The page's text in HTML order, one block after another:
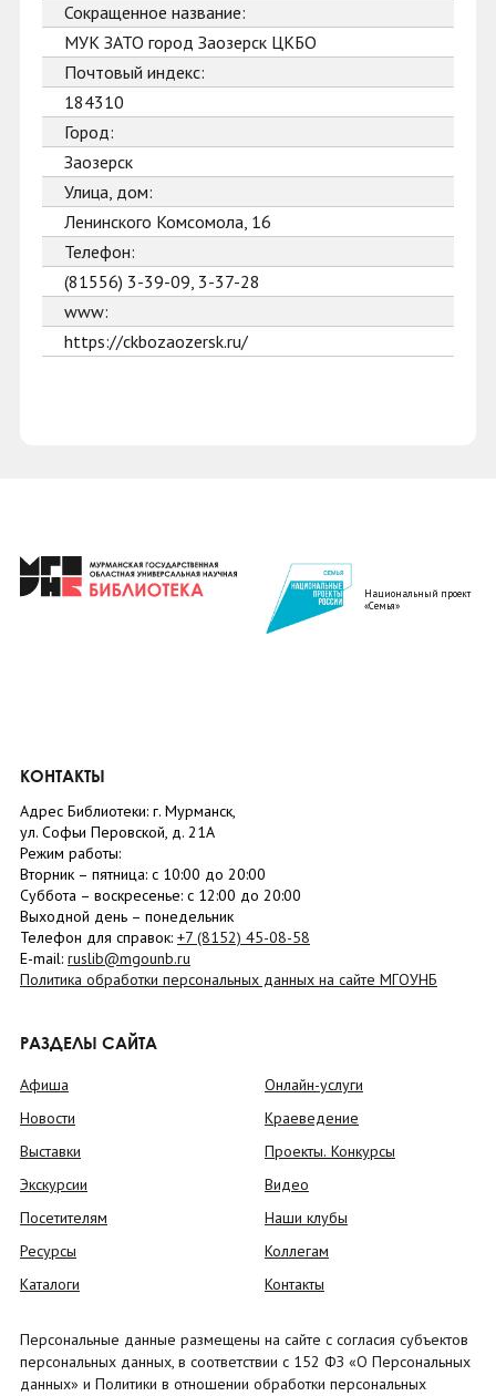
Сокращенное название:
МУК ЗАТО город Заозерск ЦКБО
Почтовый индекс:
184310
Город:
Заозерск
Улица, дом:
Ленинского Комсомола, 16
Телефон:
(81556) 3-39-09, 3-37-28
www:
https://ckbozaozersk.ru/
Национальный проект
«Семья»
КОНТАКТЫ
Адрес Библиотеки: г. Мурманск,
ул. Софьи Перовской, д. 21А
Режим работы:
Вторник – пятница: с 10:00 до 20:00
Суббота – воскресенье: c 12:00 до 20:00
Выходной день – понедельник
Телефон для справок: +7 (8152) 45-08-58
E-mail: ruslib@mgounb.ru
Политика обработки персональных данных на сайте МГОУНБ
РАЗДЕЛЫ САЙТА
Афиша
Новости
Выставки
Экскурсии
Посетителям
Ресурсы
Каталоги
Онлайн-услуги
Краеведение
Проекты. Конкурсы
Видео
Наши клубы
Коллегам
Контакты
Персональные данные размещены на сайте с согласия субъектов
персональных данных, в соответствии с 152 ФЗ «О Персональных
данных» и Политики в отношении обработки персональных